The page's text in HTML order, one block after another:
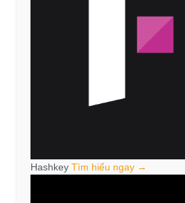
Hashkey Tìm hiểu ngay →